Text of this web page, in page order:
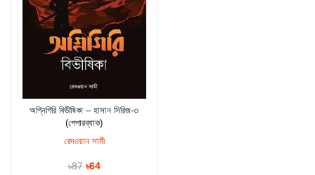
কার্টে যুক্ত করুন
অগ্নিগিরি বিভীষিকা – হাসান সিরিজ-৩
(পেপারব্যাক)
রেদওয়ান সামী
৳87 ৳64